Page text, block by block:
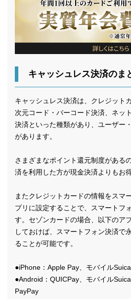
キャッシュレス決済のま
キャッシュレス決済は、クレジット
次元コード・バーコード決済、ネッ
決済といった種類があり、ユーザー
があります。
さまざまなポイント還元制度がある
済を利用した方が現金決済よりもお得
またクレジットカードの情報をスマ
プリに設定することで、スマートフ
す。セゾンカードの場合、以下のア
しておけば、スマートフォン決済で
ることが可能です。
●iPhone：Apple Pay、モバイル
●Android：QUICPay、モバイルSuica
PayPay